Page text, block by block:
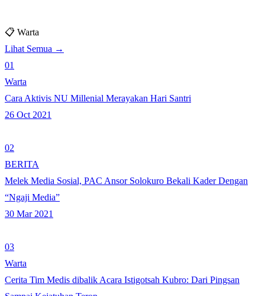
📋 Warta
Lihat Semua →
01
Warta
Cara Aktivis NU Millenial Merayakan Hari Santri
26 Oct 2021
02
BERITA
Melek Media Sosial, PAC Ansor Solokuro Bekali Kader Dengan
“Ngaji Media”
30 Mar 2021
03
Warta
Cerita Tim Medis dibalik Acara Istigotsah Kubro: Dari Pingsan